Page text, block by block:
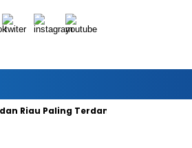
Riau Paling Terdampak